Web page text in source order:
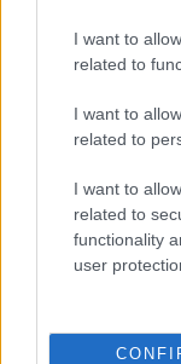
I want to
related to
I want to
related to
I want to
related to
functionality
user